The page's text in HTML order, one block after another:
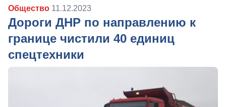
Общество 11.12.2023
Дороги ДНР по направлению к
границе чистили 40 единиц
спецтехники